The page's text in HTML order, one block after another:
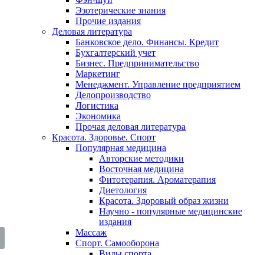
Эзотерические знания
Прочие издания
Деловая литература
Банковское дело. Финансы. Кредит
Бухгалтерский учет
Бизнес. Предпринимательство
Маркетинг
Менеджмент. Управление предприятием
Делопроизводство
Логистика
Экономика
Прочая деловая литература
Красота. Здоровье. Спорт
Популярная медицина
Авторские методики
Восточная медицина
Фитотерапия. Ароматерапия
Диетология
Красота. Здоровый образ жизни
Научно - популярные медицинские
издания
Массаж
Спорт. Самооборона